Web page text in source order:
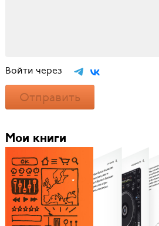
Войти через
Отправить
Мои книги